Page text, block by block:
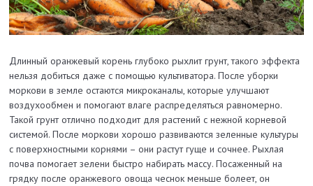
Длинный оранжевый корень глубоко рыхлит грунт, такого эффекта
нельзя добиться даже с помощью культиватора. После уборки
моркови в земле остаются микроканалы, которые улучшают
воздухообмен и помогают влаге распределяться равномерно.
Такой грунт отлично подходит для растений с нежной корневой
системой. После моркови хорошо развиваются зеленные культуры
с поверхностными корнями – они растут гуще и сочнее. Рыхлая
почва помогает зелени быстро набирать массу. Посаженный на
грядку после оранжевого овоща чеснок меньше болеет, он